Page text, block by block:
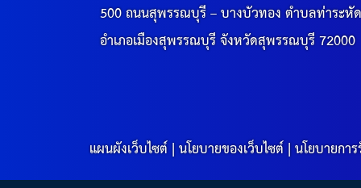
500 ถนนสุพรรณบุรี – บางบัวทอง ตำบลท่าระหั
อำเภอเมืองสุพรรณบุรี จังหวัดสุพรรณบุรี 72000
แผนผังเว็บไซต์|นโยบายของเว็บไซต์|นโยบายกา